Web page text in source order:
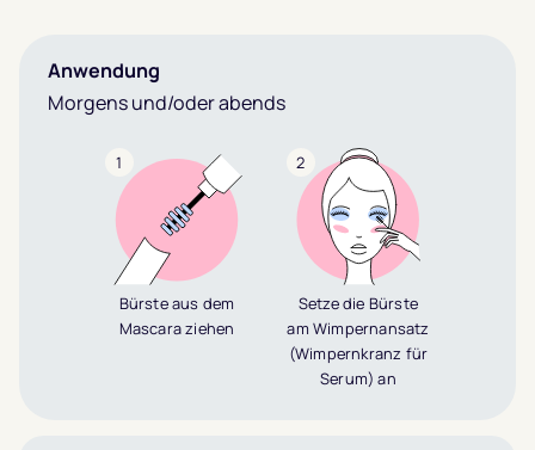
Anwendung
Morgens und/oder abends
1
Bürste aus dem
Mascara ziehen
2
Setze die Bürste
am Wimpernansatz
(Wimpernkranz für
Serum) an